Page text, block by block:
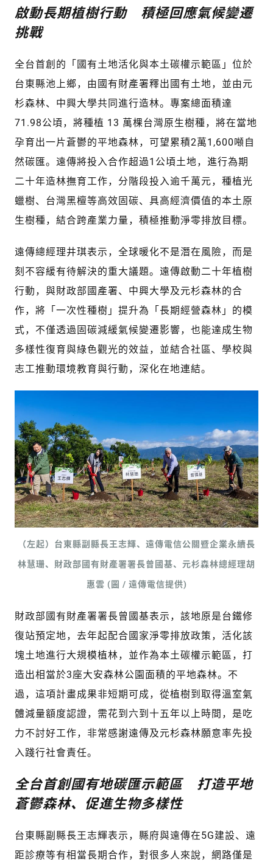
啟動長期植樹行動 積極回應氣候變遷
挑戰
全台首創的「國有土地活化與本土碳權示範區」位於
台東縣池上鄉，由國有財產署釋出國有土地，並由元
杉森林、中興大學共同進行造林。專案總面積達
71.98公頃，將種植 13 萬棵台灣原生樹種，將在當地
孕育出一片蒼鬱的平地森林，可望累積2萬1,600噸自
然碳匯。遠傳將投入合作超過1公頃土地，進行為期
二十年造林撫育工作，分階段投入逾千萬元，種植光
蠟樹、台灣黑檀等高效固碳、具高經濟價值的本土原
生樹種，結合跨產業力量，積極推動淨零排放目標。
遠傳總經理井琪表示，全球暖化不是潛在風險，而是
刻不容緩有待解決的重大議題。遠傳啟動二十年植樹
行動，與財政部國產署、中興大學及元杉森林的合
作，將「一次性種樹」提升為「長期經營森林」的模
式，不僅透過固碳減緩氣候變遷影響，也能達成生物
多樣性復育與綠色觀光的效益，並結合社區、學校與
志工推動環境教育與行動，深化在地連結。
（左起）台東縣副縣長王志輝、遠傳電信公關暨企業永續長
林慧珊、財政部國有財產署署長曾國基、元杉森林總經理胡
惠雲 (圖 / 遠傳電信提供)
財政部國有財產署署長曾國基表示，該地原是台鐵修
復站預定地，去年起配合國家淨零排放政策，活化該
塊土地進行大規模植林，並作為本土碳權示範區，打
造出相當於3座大安森林公園面積的平地森林。不
過，這項計畫成果非短期可成，從植樹到取得溫室氣
體減量額度認證，需花到六到十五年以上時間，是吃
力不討好工作，非常感謝遠傳及元杉森林願意率先投
入踐行社會責任。
全台首創國有地碳匯示範區 打造平地
蒼鬱森林、促進生物多樣性
台東縣副縣長王志輝表示，縣府與遠傳在5G建設、遠
距診療等有相當長期合作，對很多人來說，網路僅是